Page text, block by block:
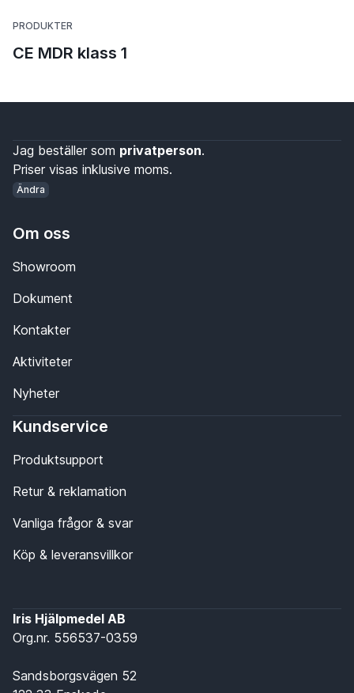
PRODUKTER
CE MDR klass 1
Jag beställer som privatperson.
Priser visas inklusive moms.
Ändra
Om oss
Showroom
Dokument
Kontakter
Aktiviteter
Nyheter
Kundservice
Produktsupport
Retur & reklamation
Vanliga frågor & svar
Köp & leveransvillkor
Iris Hjälpmedel AB
Org.nr. 556537-0359
Sandsborgsvägen 52